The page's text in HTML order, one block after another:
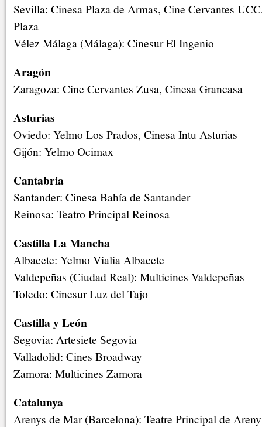
Sevilla: Cinesa Plaza de Armas, Cine Cervantes
Plaza
Vélez Málaga (Málaga): Cinesur El Ingenio
Aragón
Zaragoza: Cine Cervantes Zusa, Cinesa Grancasa
Asturias
Oviedo: Yelmo Los Prados, Cinesa Intu Asturias
Gijón: Yelmo Ocimax
Cantabria
Santander: Cinesa Bahía de Santander
Reinosa: Teatro Principal Reinosa
Castilla La Mancha
Albacete: Yelmo Vialia Albacete
Valdepeñas (Ciudad Real): Multicines Valdepeñas
Toledo: Cinesur Luz del Tajo
Castilla y León
Segovia: Artesiete Segovia
Valladolid: Cines Broadway
Zamora: Multicines Zamora
Catalunya
Arenys de Mar (Barcelona): Teatre Principal de